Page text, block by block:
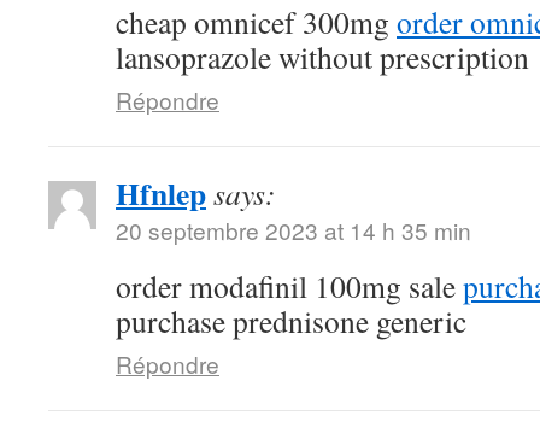
cheap omnicef 300mg order
lansoprazole without prescription
Répondre
Hfnlepsays:
20 septembre 2023 at 14 h 35 min
order modafinil 100mg sale
purchase prednisone generic
Répondre